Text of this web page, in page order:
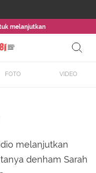
melanjutkan
FOTO VIDEO
melanjutkan
denham Sarah